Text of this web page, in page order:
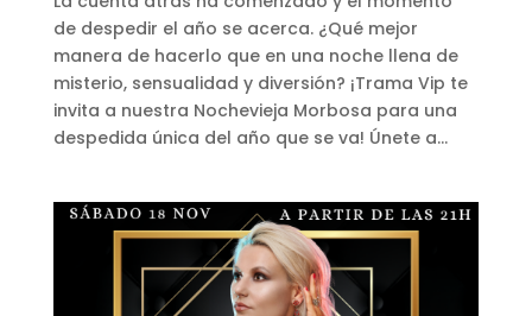
de despedir el año se acerca. ¿Qué mejor
manera de hacerlo que en una noche llena de
misterio, sensualidad y diversión? ¡Trama Vip te
invita a nuestra Nochevieja Morbosa para una
despedida única del año que se va! Únete a...